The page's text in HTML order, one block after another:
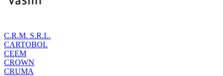
C.R.M. S.R.L.
CARTOBOL
CEEM
CROWN
CRUMA